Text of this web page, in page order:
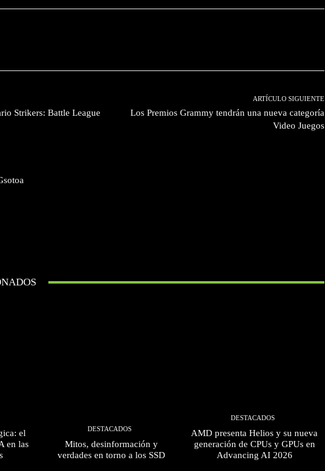
Strikers: Battle League
ARTÍCULO SIGUIENTE
Los Premios Grammy tendrán una nueva categoría
Video Juegos
el
en las
DESTACADOS
Mitos, desinformación y
verdades en torno a los SSD
DESTACADOS
AMD presenta Helios y su nueva
generación de CPUs y GPUs en
Advancing AI 2026